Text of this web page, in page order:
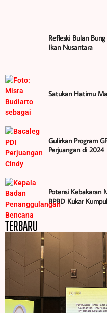
Refleski Bulan
Ikan Nusantara
Satukan Hatimu
Gulirkan Program
Perjuangan di 2024
Potensi Kebakaran
BPBD Kukar
TERBARU